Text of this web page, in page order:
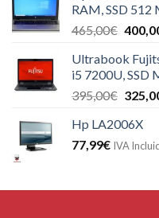
RAM, SSD 512
465,00€
Ultrabook
i5 7200U, SSD
395,00€
Hp LA2006X
77,99€ IVA